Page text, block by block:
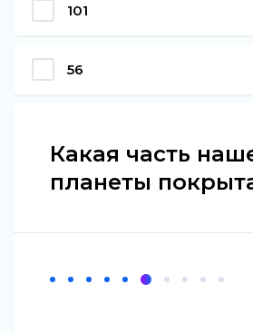
101
56
Какая часть
планеты